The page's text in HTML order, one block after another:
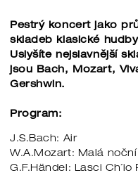
Pestrý koncert jako
skladeb klasické
Uslyšíte nejslavnější
jsou Bach, Mozart,
Gershwin.
Program:
J.S.Bach: Air
W.A.Mozart: Malá
G.F.Händel: Lasci Ch´io